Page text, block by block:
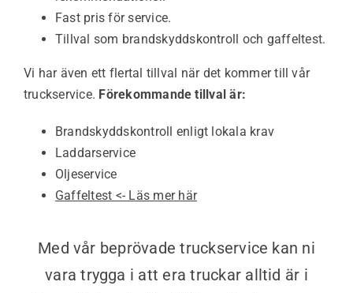
Fast pris för service.
Tillval som brandskyddskontroll och gaffeltest.
Vi har även ett flertal tillval när det kommer till vår
truckservice. Förekommande tillval är:
Brandskyddskontroll enligt lokala krav
Laddarservice
Oljeservice
Gaffeltest <- Läs mer här
Med vår beprövade truckservice kan ni
vara trygga i att era truckar alltid är i